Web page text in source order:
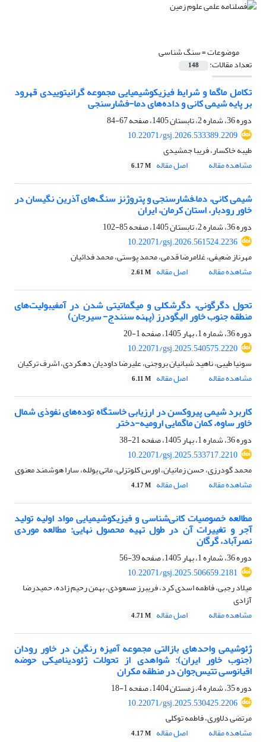
موضوعات =سنگ شناسی
تعداد مقالات: 148
تکامل ماگما و شرایط فیزیکوشیمیایی مجموعه گرانیتوییدی قهرود
بر پایه شیمی کانی و داده‌های دما-فشارسنجی
دوره 36، شماره 2، تابستان 1405، صفحه
67-84
10.22071/gsj.2026.533389.2209
طیبه خاکسار، فریبا جمشیدی
مشاهده مقاله
اصل مقاله 6.17 M
شیمی کانی، دما–فشارسنجی و پتروژنز سنگهای آذرین نگیسان در
خاور رودبار، استان کرمان، ایران
دوره 36، شماره 2، تابستان 1405، صفحه
85-102
10.22071/gsj.2026.561524.2236
مهرناز ضعیفی، غلامرضا قدمی، محمد پوستی، محمد فدائیان
مشاهده مقاله
اصل مقاله 2.61 M
تحول دگرگونی، دگرشکلی و میگماتیتی شدن در آمفیبولیت‌های
منطقه جنوب خاور الیگودرز (پهنه سنندج- سیرجان)
دوره 36، شماره 1، بهار 1405، صفحه
1-20
10.22071/gsj.2025.540575.2220
سونیا طیبی، ناهید شبانیان بروجنی، علیرضا داودیان دهکردی، اشرف ترکیان
مشاهده مقاله
اصل مقاله 6.11 M
کاربرد شیمی پیروکسن در ارزیابی خاستگاه توده­‌های نفوذی شمال
خاور ساوه، کمان ماگمایی ارومیه-دختر
دوره 36، شماره 1، بهار 1405، صفحه
21-38
10.22071/gsj.2025.533717.2210
محمد گودرزی، حسن زمانیان، اورس کلوتزلی، ماتی یولله، سارا هوشمند معنوی
مشاهده مقاله
اصل مقاله 4.17 M
مطالعه خصوصیات کانی‌شناسی و فیزیکوشیمیایی مواد اولیه تولید
آجر و تغییرات آن در طول تهیه محصول نهایی: مطالعه موردی
نصرآباد، گرگان
دوره 36، شماره 1، بهار 1405، صفحه
39-56
10.22071/gsj.2025.506659.2181
میلاد رجبی، فاطمه اسدی کرد، فریبرز مسعودی، بهمن رحیم زاده، حمیدرضا
آزادی
مشاهده مقاله
اصل مقاله 4.71 M
ژئوشیمی واحدهای بازالتی مجموعه آمیزه رنگین در خاور رودان
(جنوب خاور ایران): شواهدی از تحولات ژئودینامیکی حوضه
اقیانوسی تتیس‌جوان در منطقه مکران
دوره 35، شماره 4، زمستان 1404، صفحه
1-18
10.22071/gsj.2025.530425.2206
مرتضی دلاوری، فاطمه توکلی
مشاهده مقاله
اصل مقاله 4.17 M